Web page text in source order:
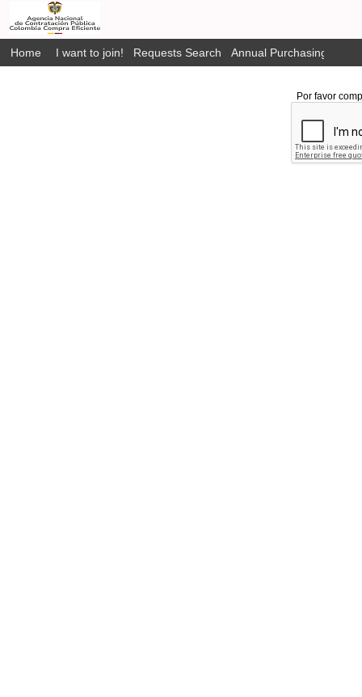
Home I want to join! Requests Search Annual Purchasing Plan
Por favor